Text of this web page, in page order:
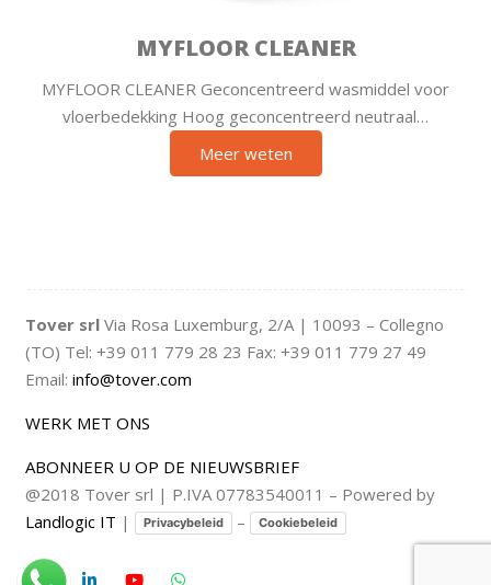
MYFLOOR CLEANER
MYFLOOR CLEANER Geconcentreerd wasmiddel voor
vloerbedekking Hoog geconcentreerd neutraal…
Meer weten
Tover srl Via Rosa Luxemburg, 2/A | 10093 – Collegno
(TO) Tel: +39 011 779 28 23 Fax: +39 011 779 27 49
Email: info@tover.com
WERK MET ONS
ABONNEER U OP DE NIEUWSBRIEF
@2018 Tover srl | P.IVA 07783540011 – Powered by
Landlogic IT | Privacybeleid – Cookiebeleid